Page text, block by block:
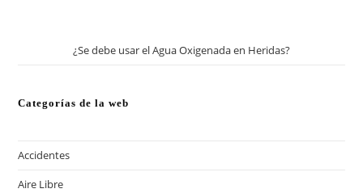
¿Se debe usar el Agua Oxigenada en Heridas?
Categorías de la web
Accidentes
Aire Libre